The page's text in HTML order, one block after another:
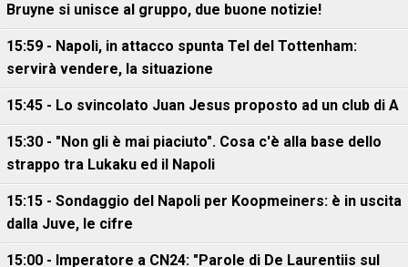
Bruyne si unisce al gruppo, due buone notizie!
15:59 - Napoli, in attacco spunta Tel del Tottenham:
servirà vendere, la situazione
15:45 - Lo svincolato Juan Jesus proposto ad un club di A
15:30 - "Non gli è mai piaciuto". Cosa c'è alla base dello
strappo tra Lukaku ed il Napoli
15:15 - Sondaggio del Napoli per Koopmeiners: è in uscita
dalla Juve, le cifre
15:00 - Imperatore a CN24: "Parole di De Laurentiis sul